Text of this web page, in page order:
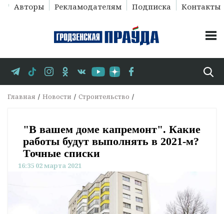
Авторы Рекламодателям Подписка Контакты
Главная Новости Строительство
"В вашем доме капремонт". Какие
работы будут выполнять в 2021-м?
Точные списки
16:35 02 марта 2021